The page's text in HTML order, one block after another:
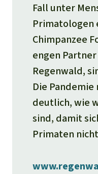
Fall unter
Primatologen
Chimpanzee
engen
Regenwald,
Die
deutlich, wie
sind, damit
Primaten